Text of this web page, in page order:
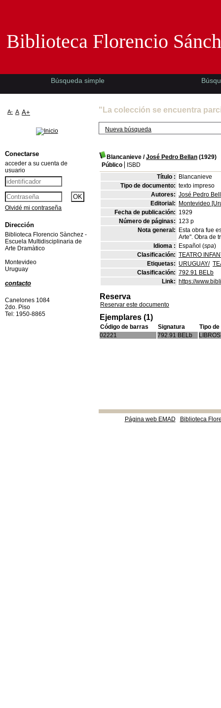
"La colección se encuentra
Nueva búsqueda
Blancanieve /José Pedro Bellan (1929)
Público
ISBD
Título :
Blancanieve
Tipo de documento: texto impreso
Autores: José Pedro
Editorial:
Montevideo
Fecha de publicación: 1929
Número de páginas: 123 p
Nota general:
Esta obra fue
Arte". Obra de
Idioma :
Español (spa)
Clasificación: TEATRO
Etiquetas: URUGUAY/
Clasificación: 792.91 BELb
Link: https://
Reserva
Reservar este documento
Ejemplares (1)
Código de barras Signatura
Tipo
02221
792.91 BELb LIBROS
Página web EMAD Biblioteca
Biblioteca Florencio
Búsqueda simple
A- A A+
Conectarse
acceder a su cuenta de
usuario
Olvidé mi contraseña
Dirección
Biblioteca Florencio Sànchez -
Escuela Multidisciplinaria de
Arte Dramàtico
Montevideo
Uruguay
contacto
Canelones 1084
2do. Piso
Tel: 1950-8865